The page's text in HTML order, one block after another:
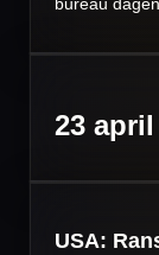
23 april
USA: